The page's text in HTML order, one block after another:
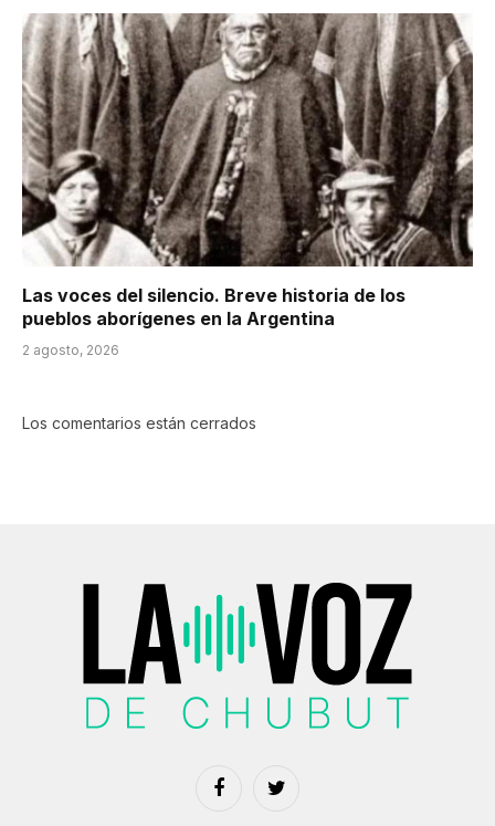
Las voces del silencio. Breve historia de los
pueblos aborígenes en la Argentina
2 agosto, 2026
Los comentarios están cerrados
FacebookTwitter